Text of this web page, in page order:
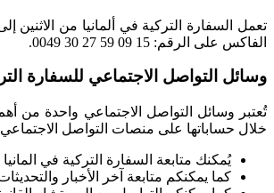
الفاكس على الرقم: 15 09 59 27 30 0049.
وسائل التواصل الاجتماعي للسفارة
تُعتبر وسائل التواصل الاجتماعي واحدة من
خلال حساباتها على منصات التواصل
يُمكنك متابعة السفارة التركية في
كما يمكنكم متابعة آخر الأخبار